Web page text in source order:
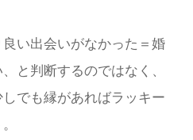
い出会いがなかった＝婚
と判断するのではなく、
でも縁があればラッキー